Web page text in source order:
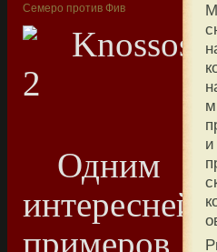
Семеро против Фив
примеров